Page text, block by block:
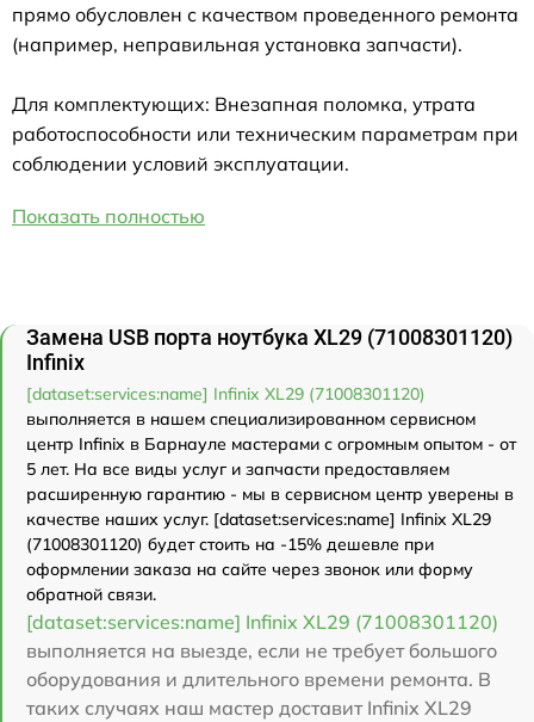
прямо обусловлен с качеством проведенного ремонта
(например, неправильная установка запчасти).
Для комплектующих: Внезапная поломка, утрата
работоспособности или техническим параметрам при
соблюдении условий эксплуатации.
Показать полностью
Замена USB порта ноутбука XL29 (71008301120)
Infinix
[dataset:services:name] Infinix XL29 (71008301120)
выполняется в нашем специализированном сервисном
центр Infinix в Барнауле мастерами с огромным опытом - от
5 лет. На все виды услуг и запчасти предоставляем
расширенную гарантию - мы в сервисном центр уверены в
качестве наших услуг. [dataset:services:name] Infinix XL29
(71008301120) будет стоить на -15% дешевле при
оформлении заказа на сайте через звонок или форму
обратной связи.
[dataset:services:name] Infinix XL29 (71008301120)
выполняется на выезде, если не требует большого
оборудования и длительного времени ремонта. В
таких случаях наш мастер доставит Infinix XL29